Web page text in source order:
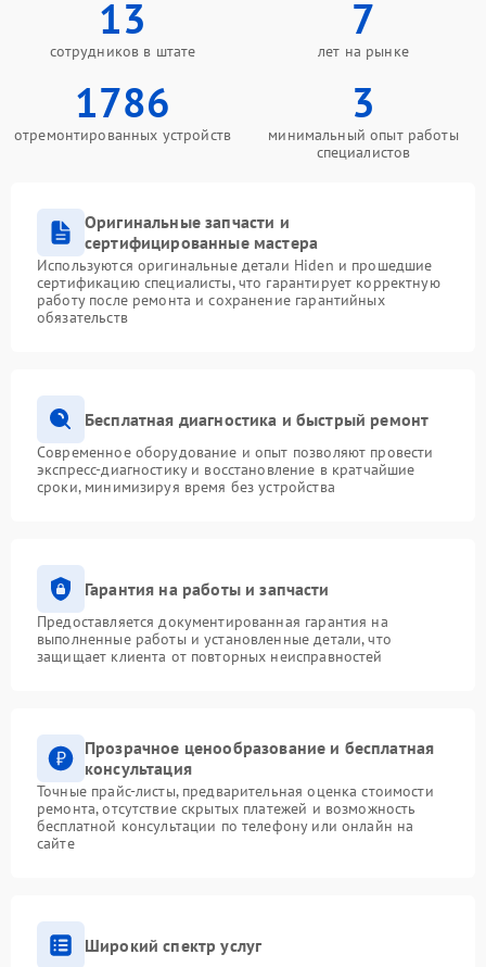
13
сотрудников в штате
7
лет на рынке
1786
отремонтированных устройств
3
минимальный опыт работы
специалистов
Оригинальные запчасти и
сертифицированные мастера
Используются оригинальные детали Hiden и прошедшие
сертификацию специалисты, что гарантирует корректную
работу после ремонта и сохранение гарантийных
обязательств
Бесплатная диагностика и быстрый ремонт
Современное оборудование и опыт позволяют провести
экспресс-диагностику и восстановление в кратчайшие
сроки, минимизируя время без устройства
Гарантия на работы и запчасти
Предоставляется документированная гарантия на
выполненные работы и установленные детали, что
защищает клиента от повторных неисправностей
Прозрачное ценообразование и бесплатная
консультация
Точные прайс-листы, предварительная оценка стоимости
ремонта, отсутствие скрытых платежей и возможность
бесплатной консультации по телефону или онлайн на
сайте
Широкий спектр услуг